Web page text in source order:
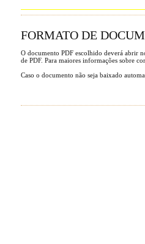
FORMATO DE
O documento PDF escolhido deverá abrir
de PDF. Para maiores informações sobre
Caso o documento não seja baixado